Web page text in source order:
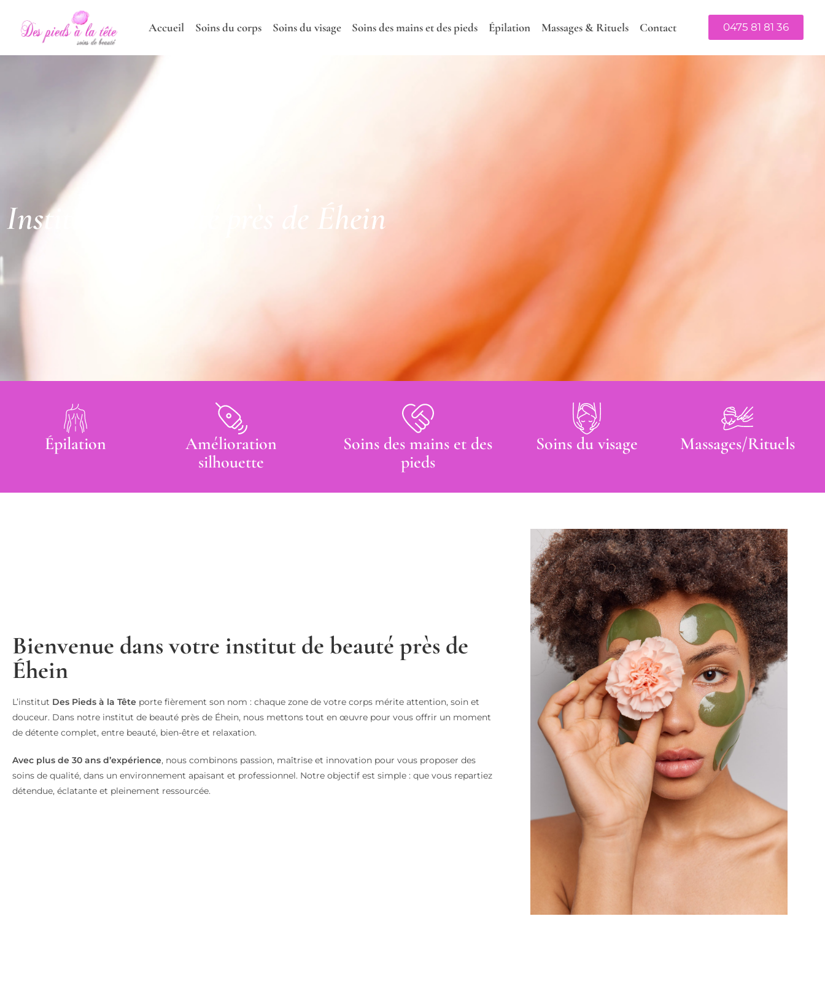
Accueil Soins du corps Soins du visage Soins des mains et des pieds Épilation Massages & Rituels Contact 0475 81 81 36
Institut de beauté près de Éhein
Épilation
Amélioration
silhouette
Soins des mains et des
pieds
Soins du visage Massages/Rituels
Bienvenue dans votre institut de beauté près de
Éhein
L’institut Des Pieds à la Tête porte fièrement son nom : chaque zone de votre corps mérite attention, soin et
douceur. Dans notre institut de beauté près de Éhein, nous mettons tout en œuvre pour vous offrir un moment
de détente complet, entre beauté, bien-être et relaxation.
Avec plus de 30 ans d’expérience, nous combinons passion, maîtrise et innovation pour vous proposer des
soins de qualité, dans un environnement apaisant et professionnel. Notre objectif est simple : que vous repartiez
détendue, éclatante et pleinement ressourcée.